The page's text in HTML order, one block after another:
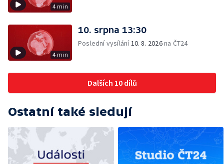
4 min
4 min
10. srpna 13:30
Poslední vysílání10. 8. 2026na ČT24
Dalších 10 dílů
Ostatní také sledují